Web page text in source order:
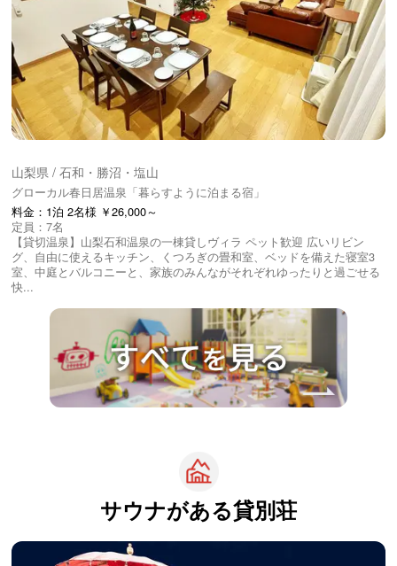
山梨県 / 石和・勝沼・塩山
グローカル春日居温泉「暮らすように泊まる宿」
料金：1泊 2名様 ￥26,000～
定員：7名
【貸切温泉】山梨石和温泉の一棟貸しヴィラ ペット歓迎 広いリビン
グ、自由に使えるキッチン、くつろぎの畳和室、ベッドを備えた寝室3
室、中庭とバルコニーと、家族のみんながそれぞれゆったりと過ごせる
快...
サウナがある貸別荘